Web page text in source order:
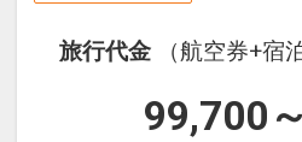
旅行代金
（航空券+宿
99,700